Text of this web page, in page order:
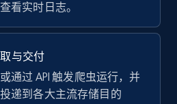
Locations, Followers,
About, Specialties, and
注册使用
看实时日志。
与交付
通过 API 触发爬虫运行，并
递到各大主流存储目的